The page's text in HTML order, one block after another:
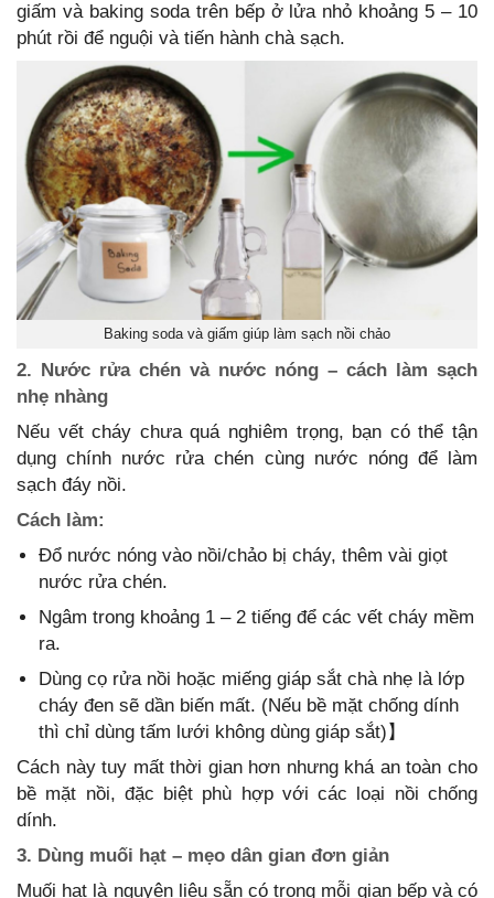
giấm và baking soda trên bếp ở lửa nhỏ khoảng 5 – 10
phút rồi để nguội và tiến hành chà sạch.
Baking soda và giấm giúp làm sạch nồi chảo
2. Nước rửa chén và nước nóng – cách làm sạch
nhẹ nhàng
Nếu vết cháy chưa quá nghiêm trọng, bạn có thể tận
dụng chính nước rửa chén cùng nước nóng để làm
sạch đáy nồi.
Cách làm:
Đổ nước nóng vào nồi/chảo bị cháy, thêm vài giọt
nước rửa chén.
Ngâm trong khoảng 1 – 2 tiếng để các vết cháy mềm
ra.
Dùng cọ rửa nồi hoặc miếng giáp sắt chà nhẹ là lớp
cháy đen sẽ dần biến mất. (Nếu bề mặt chống dính
thì chỉ dùng tấm lưới không dùng giáp sắt)】
Cách này tuy mất thời gian hơn nhưng khá an toàn cho
bề mặt nồi, đặc biệt phù hợp với các loại nồi chống
dính.
3. Dùng muối hạt – mẹo dân gian đơn giản
Muối hạt là nguyên liệu sẵn có trong mỗi gian bếp và có